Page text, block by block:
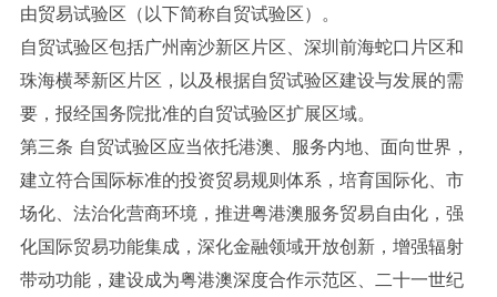
由贸易试验区（以下简称自贸试验区）。
自贸试验区包括广州南沙新区片区、深圳前海蛇口片区和
珠海横琴新区片区，以及根据自贸试验区建设与发展的需
要，报经国务院批准的自贸试验区扩展区域。
第三条 自贸试验区应当依托港澳、服务内地、面向世界，
建立符合国际标准的投资贸易规则体系，培育国际化、市
场化、法治化营商环境，推进粤港澳服务贸易自由化，强
化国际贸易功能集成，深化金融领域开放创新，增强辐射
带动功能，建设成为粤港澳深度合作示范区、二十一世纪